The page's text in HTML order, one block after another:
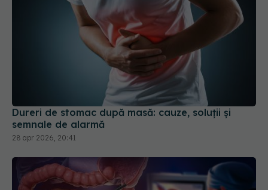
Dureri de stomac după masă: cauze, soluții și